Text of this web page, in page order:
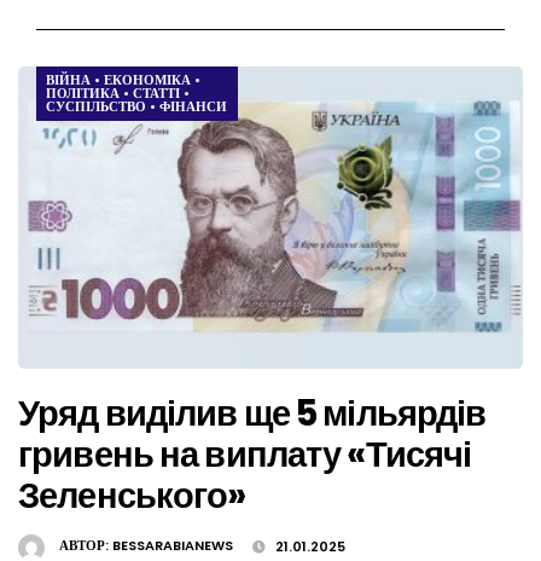
ВІЙНА • ЕКОНОМІКА •
ПОЛІТИКА • СТАТТІ •
СУСПІЛЬСТВО • ФІНАНСИ
Уряд виділив ще 5 мільярдів
гривень на виплату «Тисячі
Зеленського»
АВТОР: BESSARABIANEWS 21.01.2025